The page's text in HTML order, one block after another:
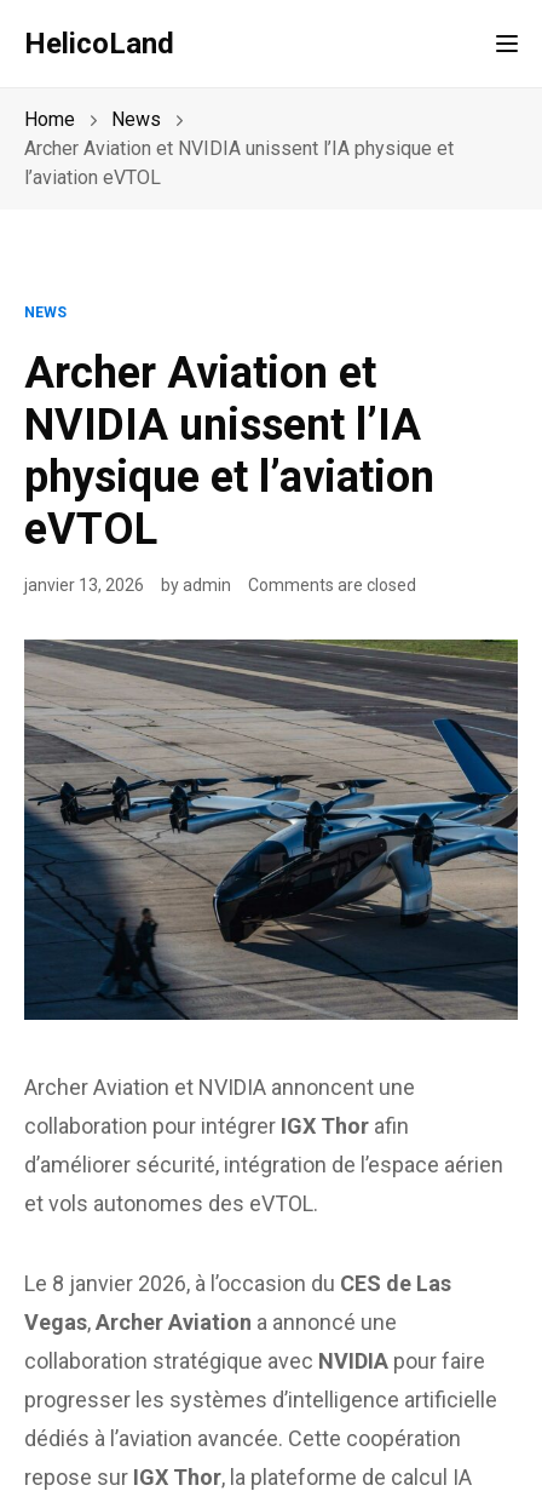
HelicoLand
Home
News
Archer Aviation et NVIDIA unissent l’IA physique et
l’aviation eVTOL
NEWS
Archer Aviation et
NVIDIA unissent l’IA
physique et l’aviation
eVTOL
janvier 13, 2026 byadmin Comments are closed
Archer Aviation et NVIDIA annoncent une
collaboration pour intégrer IGX Thor afin
d’améliorer sécurité, intégration de l’espace aérien
et vols autonomes des eVTOL.
Le 8 janvier 2026, à l’occasion du CES de Las
Vegas,Archer Aviation a annoncé une
collaboration stratégique avec NVIDIA pour faire
progresser les systèmes d’intelligence artificielle
dédiés à l’aviation avancée. Cette coopération
repose sur IGX Thor, la plateforme de calcul IA